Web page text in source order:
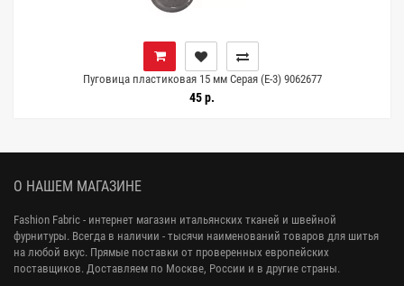
Пуговица пластиковая 15 мм Серая (Е-3) 9062677
45 р.
О НАШЕМ МАГАЗИНЕ
Fashion Fabric - интернет магазин итальянских тканей и швейной
фурнитуры. Всегда в наличии - тысячи наименований товаров для шитья
на любой вкус. Прямые поставки от проверенных европейских
поставщиков. Доставляем по Москве, России и в другие страны.